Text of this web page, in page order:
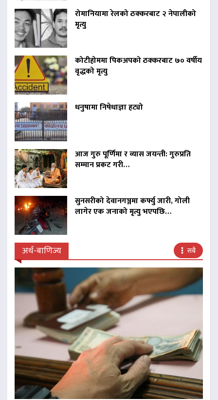
रोमानियामा रेलको ठक्करबाट २ नेपालीको
मृत्यु
कोटीहोममा पिकअपको ठक्करबाट ७० वर्षीय
वृद्धको मृत्यु
धनुषामा निषेधाज्ञा हट्यो
आज गुरु पूर्णिमा र व्यास जयन्ती: गुरुप्रति
सम्मान प्रकट गरी…
सुनसरीको देवानगञ्जमा कर्फ्यु जारी, गोली
लागेर एक जनाको मृत्यु भएपछि…
अर्थ-बाणिज्य सबै